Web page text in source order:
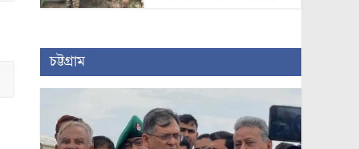
চট্টগ্রাম